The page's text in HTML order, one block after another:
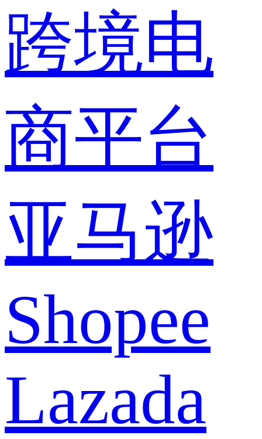
跨境电
商平台
亚马逊
Shopee
Lazada